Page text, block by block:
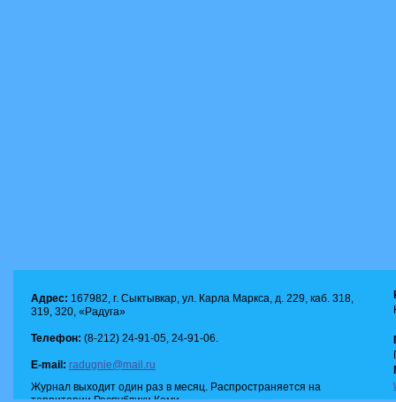
Адрес: 167982, г. Сыктывкар, ул. Карла Маркса, д. 229, каб. 318,
319, 320, «Радуга»
Телефон: (8-212) 24-91-05, 24-91-06.
E-mail: radugnie@mail.ru
Журнал выходит один раз в месяц. Распространяется на